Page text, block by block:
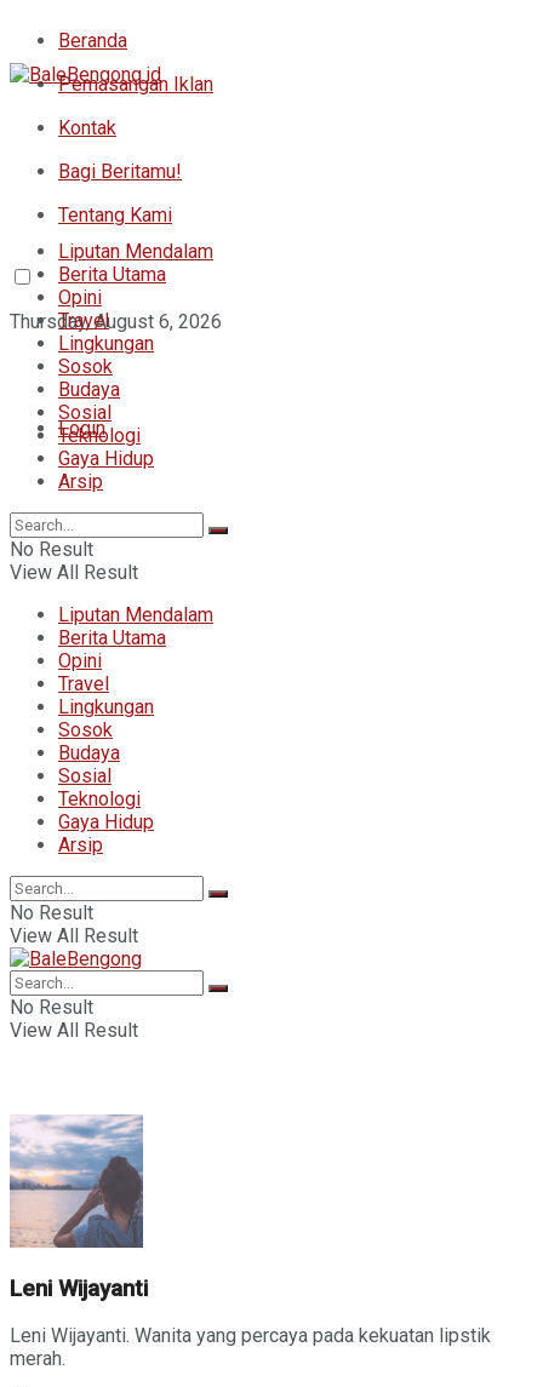
Beranda
Pemasangan Iklan
Kontak
Bagi Beritamu!
Tentang Kami
Thursday, August 6, 2026
Login
Liputan Mendalam
Berita Utama
Opini
Travel
Lingkungan
Sosok
Budaya
Sosial
Teknologi
Gaya Hidup
Arsip
No Result
View All Result
Liputan Mendalam
Berita Utama
Opini
Travel
Lingkungan
Sosok
Budaya
Sosial
Teknologi
Gaya Hidup
Arsip
No Result
View All Result
No Result
View All Result
Leni Wijayanti
Leni Wijayanti. Wanita yang percaya pada kekuatan lipstik
merah.